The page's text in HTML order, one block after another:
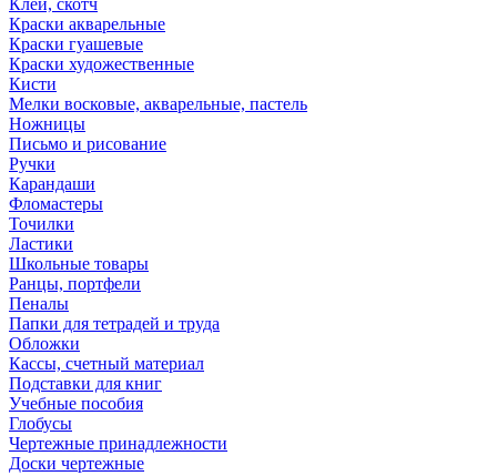
Клей, скотч
Краски акварельные
Краски гуашевые
Краски художественные
Кисти
Мелки восковые, акварельные, пастель
Ножницы
Письмо и рисование
Ручки
Карандаши
Фломастеры
Точилки
Ластики
Школьные товары
Ранцы, портфели
Пеналы
Папки для тетрадей и труда
Обложки
Кассы, счетный материал
Подставки для книг
Учебные пособия
Глобусы
Чертежные принадлежности
Доски чертежные